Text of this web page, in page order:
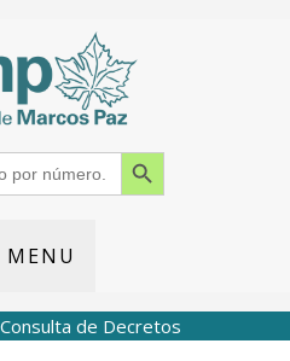
Search Button
MENU
de Decretos